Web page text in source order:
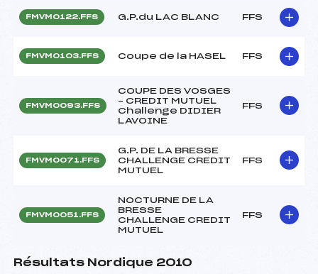
FMVM0122.FFS G.P.du LAC BLANC FFS
FMVM0103.FFS Coupe de la HASEL FFS
FMVM0093.FFS
COUPE DES VOSGES
– CREDIT MUTUEL
Challenge DIDIER
LAVOINE
FFS
FMVM0071.FFS
G.P. DE LA BRESSE
CHALLENGE CREDIT
MUTUEL
FFS
FMVM0051.FFS
NOCTURNE DE LA
BRESSE
CHALLENGE CREDIT
MUTUEL
FFS
Résultats Nordique 2010